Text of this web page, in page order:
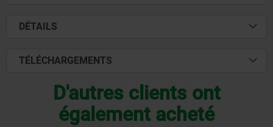
DÉTAILS
TÉLÉCHARGEMENTS
D'autres clients ont
également acheté